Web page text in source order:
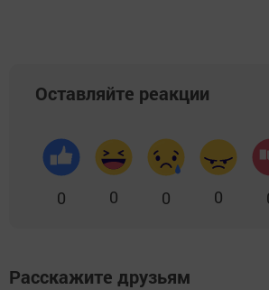
Оставляйте реакции
0 0 0 0
Расскажите друзьям